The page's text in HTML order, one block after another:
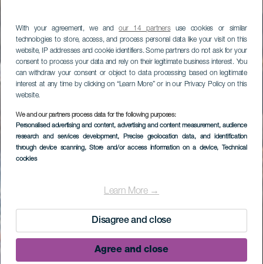
With your agreement, we andour 14 partnersuse cookies or similar
technologies to store, access, and process personal data like your visit on this
website, IP addresses and cookie identifiers. Some partners do not ask for your
consent to process your data and rely on their legitimate business interest. You
can withdraw your consent or object to data processing based on legitimate
interest at any time by clicking on “Learn More” or in our Privacy Policy on this
website.
We and our partners process data for the following purposes:
Personalised advertising and content, advertising and content measurement, audience
research and services development, Precise geolocation data, and identification
through device scanning, Store and/or access information on a device, Technical
cookies
Learn More →
Disagree and close
Agree and close